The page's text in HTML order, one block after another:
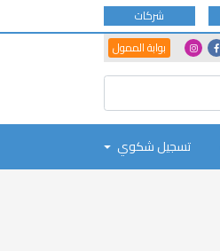
شركات
Another
Portals
بوابة الممول
تسجيل شكوي